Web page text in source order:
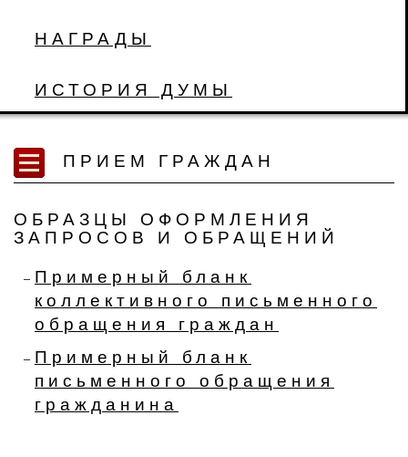
НАГРАДЫ
ИСТОРИЯ ДУМЫ
ПРИЕМ ГРАЖДАН
ОБРАЗЦЫ ОФОРМЛЕНИЯ
ЗАПРОСОВ И ОБРАЩЕНИЙ
Примерный бланк
коллективного письменного
обращения граждан
Примерный бланк
письменного обращения
гражданина